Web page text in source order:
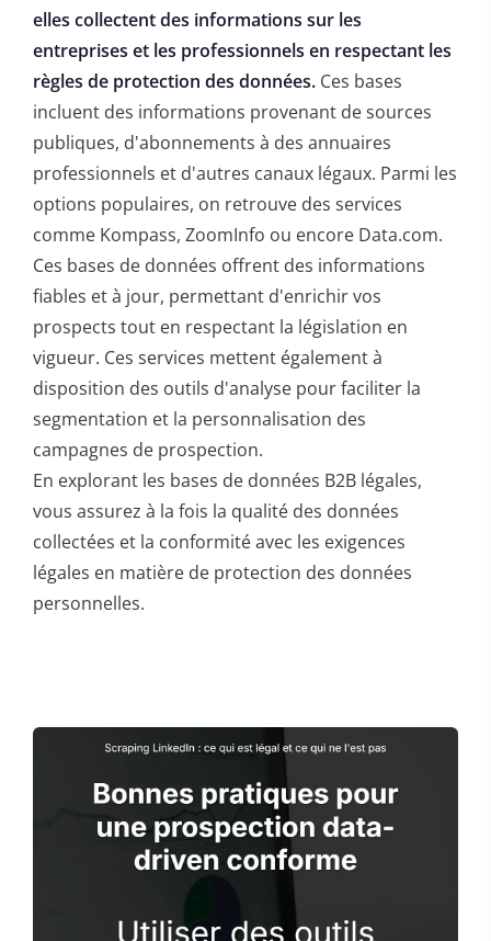
elles collectent des informations sur les
entreprises et les professionnels en respectant les
règles de protection des données. Ces bases
incluent des informations provenant de sources
publiques, d'abonnements à des annuaires
professionnels et d'autres canaux légaux. Parmi les
options populaires, on retrouve des services
comme Kompass, ZoomInfo ou encore Data.com.
Ces bases de données offrent des informations
fiables et à jour, permettant d'enrichir vos
prospects tout en respectant la législation en
vigueur. Ces services mettent également à
disposition des outils d'analyse pour faciliter la
segmentation et la personnalisation des
campagnes de prospection.
En explorant les bases de données B2B légales,
vous assurez à la fois la qualité des données
collectées et la conformité avec les exigences
légales en matière de protection des données
personnelles.